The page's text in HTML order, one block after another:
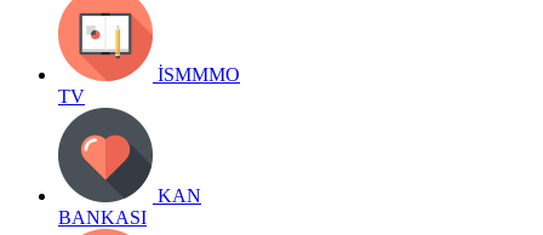
İSMMMO
TV
KAN
BANKASI